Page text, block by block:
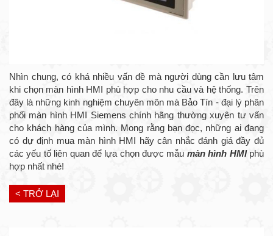
Nhìn chung, có khá nhiều vấn đề mà người dùng cần lưu tâm
khi chọn màn hình HMI phù hợp cho nhu cầu và hệ thống. Trên
đây là những kinh nghiệm chuyên môn mà Bảo Tín - đại lý phân
phối màn hình HMI Siemens chính hãng thường xuyên tư vấn
cho khách hàng của mình. Mong rằng bạn đọc, những ai đang
có dự định mua màn hình HMI hãy cân nhắc đánh giá đầy đủ
các yếu tố liên quan để lựa chọn được mẫu màn hình HMIphù
hợp nhất nhé!
< TRỞ LẠI